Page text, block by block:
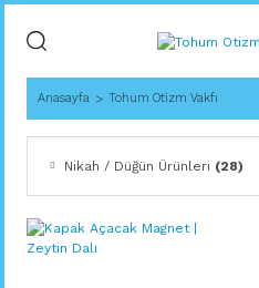
Anasayfa Tohum Otizm Vakfı
Nikah / Düğün Ürünleri (28)